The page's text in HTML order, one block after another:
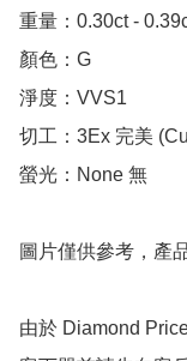
重量：0.30ct -
顏色：G
淨度：VVS1
切工：3Ex 完美
螢光：None 無
圖片僅供參考，產
由於 Diamond